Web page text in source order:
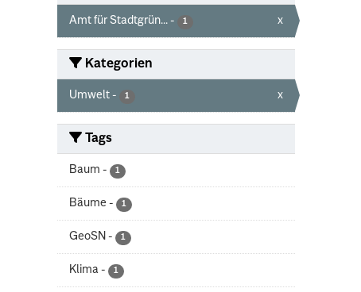
Amt für Stadtgrün... - 1 x
Kategorien
Umwelt - 1 x
Tags
Baum - 1
Bäume - 1
GeoSN - 1
Klima - 1